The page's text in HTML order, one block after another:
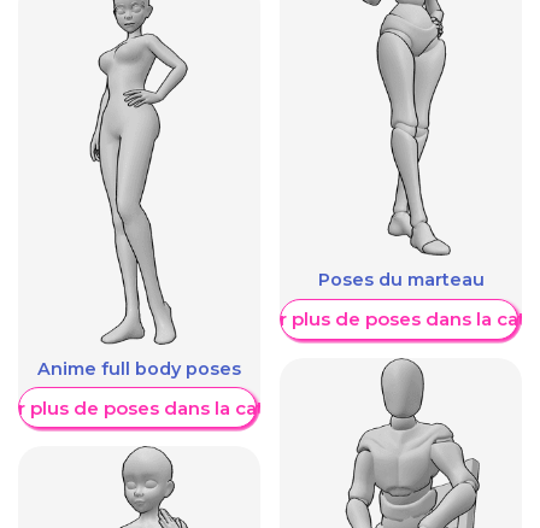
Anime full body poses
plus de poses dans la catégorie
Poses du marteau
Afficher plus de poses dans la